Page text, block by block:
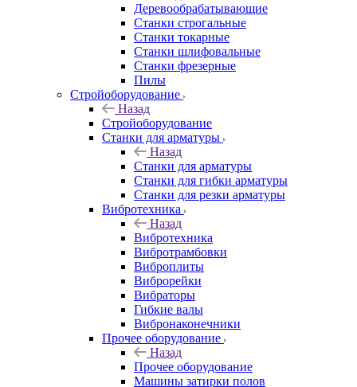
Деревообрабатывающие
Станки строгальные
Станки токарные
Станки шлифовальные
Станки фрезерные
Пилы
Стройоборудование
Назад
Стройоборудование
Станки для арматуры
Назад
Станки для арматуры
Станки для гибки арматуры
Станки для резки арматуры
Вибротехника
Назад
Вибротехника
Вибротрамбовки
Виброплиты
Виброрейки
Вибраторы
Гибкие валы
Вибронаконечники
Прочее оборудование
Назад
Прочее оборудование
Машины затирки полов